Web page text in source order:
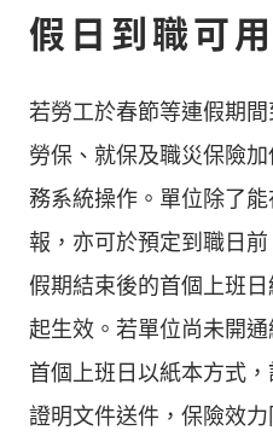
假日到職可
若勞工於春節等連假期
勞保、就保及職災保險
務系統操作。單位除了
報，亦可於預定到職日
假期結束後的首個上班
起生效。若單位尚未開
首個上班日以紙本方式
證明文件送件，保險效力